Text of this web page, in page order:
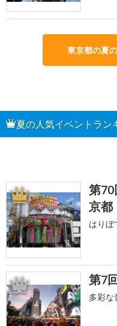
東京都の夏
夏の人気イベントラン
1
第
京都
はりぼ
2 第7
多彩な